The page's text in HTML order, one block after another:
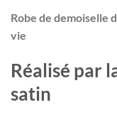
Robe de demoiselle
vie
Réalisé par
satin